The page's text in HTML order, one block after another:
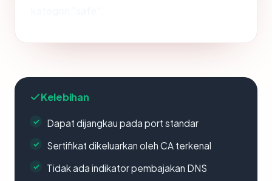
Kelebihan
Dapat dijangkau pada port standar
Sertifikat dikeluarkan oleh CA terkenal
Tidak ada indikator pembajakan DNS